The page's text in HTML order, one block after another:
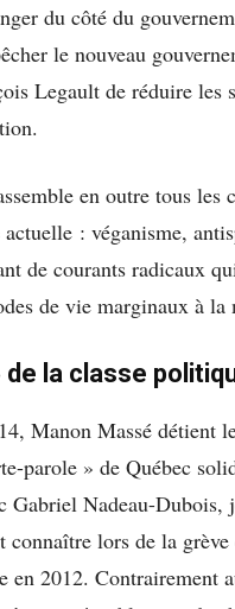
du côté du
le nouveau
Legault de réduire les
en outre tous les
: véganisme,
de courants radicaux
de vie marginaux à la
de la classe
Manon Massé détient
parole » de Québec
Gabriel Nadeau-Dubois,
connaître lors de la
en 2012. Contrairement